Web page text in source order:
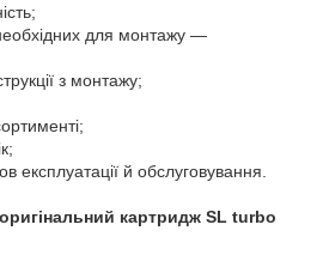
для монтажу —
з монтажу;
експлуатації й обслуговування.
картридж SL turbo